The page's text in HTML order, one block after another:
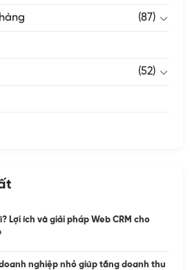
(87)
(52)
Lợi ích và giải pháp Web CRM cho
doanh nghiệp nhỏ giúp tăng doanh thu